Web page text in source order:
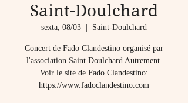
Saint-Doulchard
sexta, 08/03 Saint-Doulchard
Concert de Fado Clandestino organisé par
l'association Saint Doulchard Autrement.
Voir le site de Fado Clandestino: